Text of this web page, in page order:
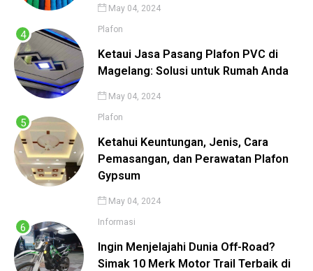
May 04, 2024
Plafon
Ketaui Jasa Pasang Plafon PVC di
Magelang: Solusi untuk Rumah Anda
May 04, 2024
Plafon
Ketahui Keuntungan, Jenis, Cara
Pemasangan, dan Perawatan Plafon
Gypsum
May 04, 2024
Informasi
Ingin Menjelajahi Dunia Off-Road?
Simak 10 Merk Motor Trail Terbaik di